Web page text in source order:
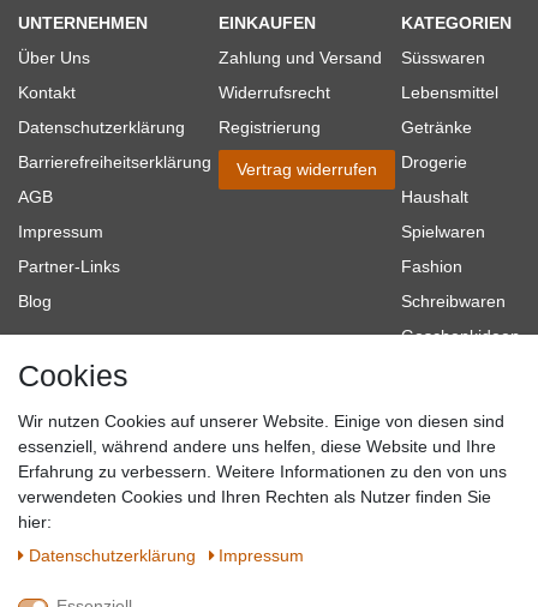
UNTERNEHMEN
Über Uns
Kontakt
Datenschutzerklärung
Barrierefreiheitserklärung
AGB
Impressum
Partner-Links
Blog
EINKAUFEN
Zahlung und Versand
Widerrufsrecht
Registrierung
Vertrag widerrufen
KATEGORIEN
Süsswaren
Lebensmittel
Getränke
Drogerie
Haushalt
Spielwaren
Fashion
Schreibwaren
Geschenkideen
Topmarken
SICHER EINKAUFEN WIR AKZEPTIEREN
Cookies
Wir nutzen Cookies auf unserer Website. Einige von diesen sind
essenziell, während andere uns helfen, diese Website und Ihre
Erfahrung zu verbessern. Weitere Informationen zu den von uns
verwendeten Cookies und Ihren Rechten als Nutzer finden Sie
hier:
Daten­schutz­erklärung
Impressum